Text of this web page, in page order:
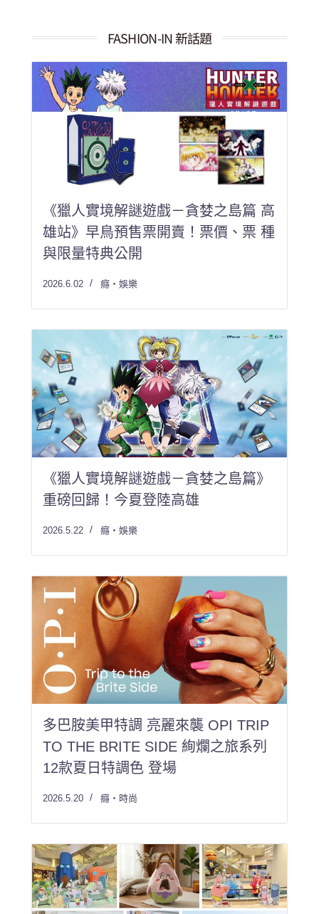
果：
FASHION-IN 新話題
《獵人實境解謎遊戲－貪婪之島篇 高
雄站》早鳥預售票開賣！票價、票 種
與限量特典公開
2026.6.02 癮・娛樂
《獵人實境解謎遊戲－貪婪之島篇》
重磅回歸！今夏登陸高雄
2026.5.22 癮・娛樂
多巴胺美甲特調 亮麗來襲 OPI TRIP
TO THE BRITE SIDE 絢爛之旅系列
12款夏日特調色 登場
2026.5.20 癮・時尚